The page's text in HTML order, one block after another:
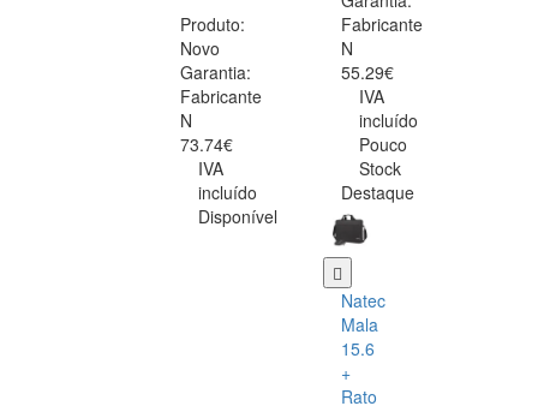
Produto:
Novo
Garantia:
Fabricante
N
73.74€
IVA
incluído
Disponível
Fabricante
N
55.29€
IVA
incluído
Pouco
Stock
Destaque
Natec
Mala
15.6
+
Rato